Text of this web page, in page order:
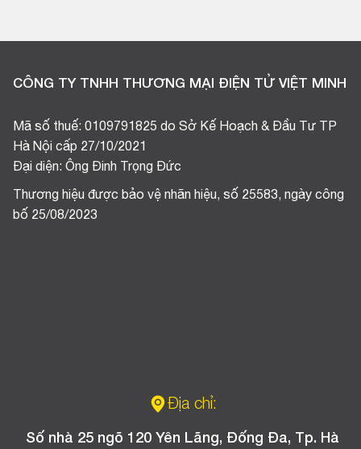
CÔNG TY TNHH THƯƠNG MẠI ĐIỆN TỬ VIỆT MINH
Mã số thuế: 0109791825 do Sở Kế Hoạch & Đầu Tư TP
Hà Nội cấp 27/10/2021
Đại diện: Ông Đinh Trọng Đức
Thương hiệu được bảo vệ nhãn hiệu, số 25583, ngày công
bố 25/08/2023
Địa chỉ:
Số nhà 25 ngõ 120 Yên Lãng, Đống Đa, Tp. Hà